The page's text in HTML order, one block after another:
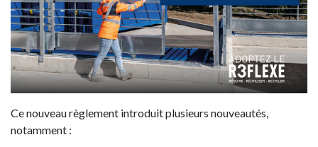
Ce nouveau règlement introduit plusieurs nouveautés,
notamment :